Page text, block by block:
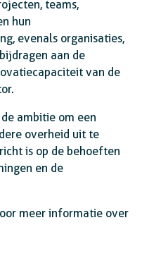
teams,
hun
evenals organisaties,
aan de
van de
ambitie om een
overheid uit te
is op de behoeften
en de
meer informatie over